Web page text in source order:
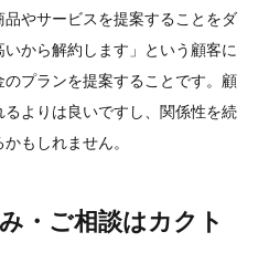
やサービスを提案することをダ
から解約します」という顧客に
プランを提案することです。顧
よりは良いですし、関係性を続
もしれません。